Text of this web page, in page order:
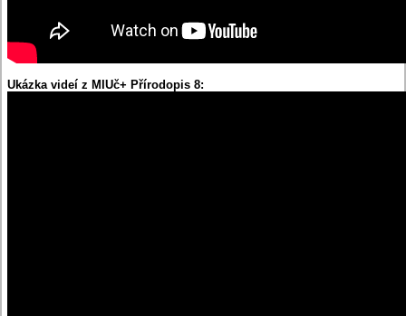
Ukázka videí z MIUč+ Přírodopis 8: